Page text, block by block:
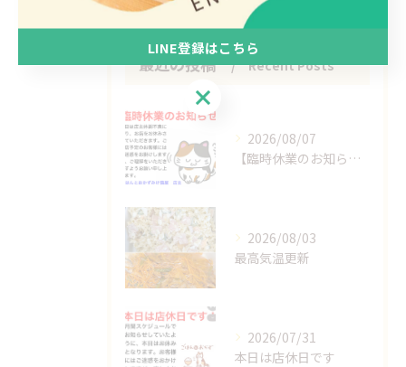
最近の投稿 Recent Posts
2026/08/07
【臨時休業のお知らせ】
2026/08/03
最高気温更新
2026/07/31
本日は店休日です
LINE登録はこちら
LINE登録はこちら